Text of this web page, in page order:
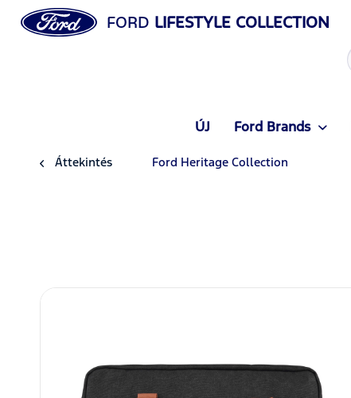
FORD LIFESTYLE COLLECTION
ÚJ Ford Brands
Áttekintés Ford Heritage Collection